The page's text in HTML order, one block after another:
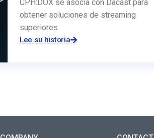
CPH:DOX se asocia con Dacast para
obtener soluciones de streaming
superiores
Lee su historia